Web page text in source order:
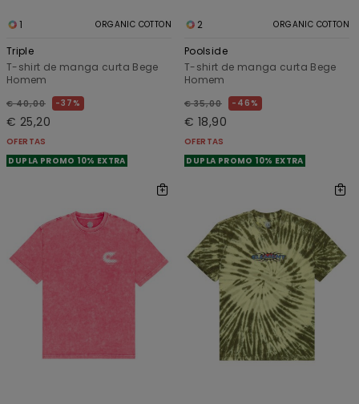
1 ORGANIC COTTON
Triple
T-shirt de manga curta Bege
Homem
€ 40,00 37%
€ 25,20
OFERTAS
DUPLA PROMO 10% EXTRA
2 ORGANIC COTTON
Poolside
T-shirt de manga curta Bege
Homem
€ 35,00 46%
€ 18,90
OFERTAS
DUPLA PROMO 10% EXTRA